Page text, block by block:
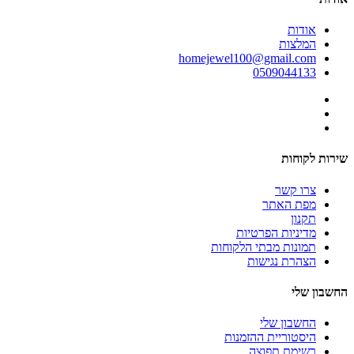
אודות
המלצות
homejewel100@gmail.com
0509044133
שירות לקוחות
צרו קשר
מפת האתר
תקנון
מדיניות הפרטיות
תמונות מבתי הלקוחות
הצהרת נגישות
החשבון שלי
החשבון שלי
היסטוריית ההזמנות